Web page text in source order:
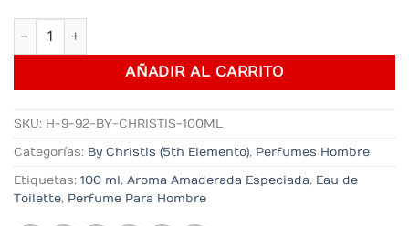
Perfume 9-92 By Christis cantidad
AÑADIR AL CARRITO
SKU: H-9-92-BY-CHRISTIS-100ML
Categorías: By Christis (5th Elemento), Perfumes Hombre
Etiquetas: 100 ml, Aroma Amaderada Especiada, Eau de
Toilette, Perfume Para Hombre